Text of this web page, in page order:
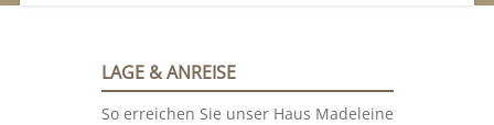
LAGE & ANREISE
So erreichen Sie unser Haus Madeleine